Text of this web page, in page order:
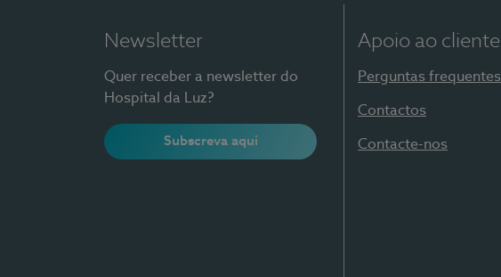
Newsletter
Quer receber a newsletter do
Hospital da Luz?
Subscreva aqui
Apoio ao cliente
Perguntas frequentes
Contactos
Contacte-nos